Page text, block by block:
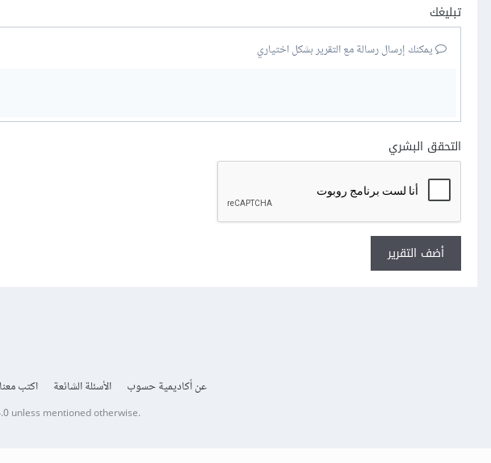
تبليغك
يمكنك إرسال رسالة مع التقرير بشكل اختياري
التحقق البشري
أضف التقرير
عن أكاديمية حسوب الأسئلة الشائعة اكتب معنا
unless mentioned otherwise.